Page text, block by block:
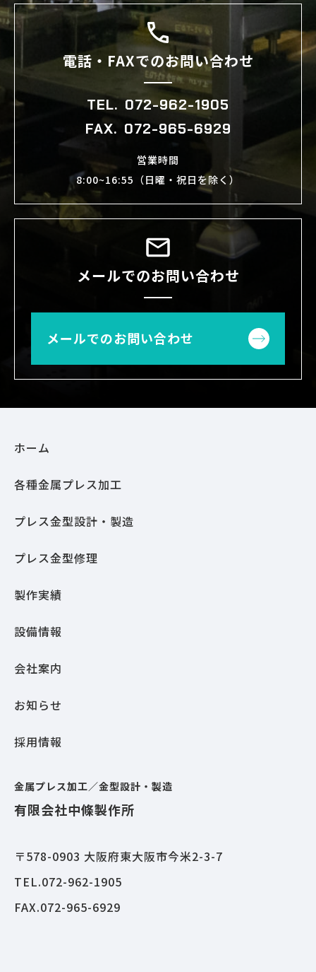
電話・FAXでのお問い合わせ
TEL. 072-962-1905
FAX. 072-965-6929
営業時間
8:00~16:55（日曜・祝日を除く）
メールでのお問い合わせ
メールでのお問い合わせ
金属プレス加工／金型設計・製造
有限会社中條製作所
〒578-0903 大阪府東大阪市今米2-3-7
TEL.072-962-1905
FAX.072-965-6929
ホーム
各種金属プレス加工
プレス金型設計・製造
プレス金型修理
製作実績
設備情報
会社案内
お知らせ
採用情報